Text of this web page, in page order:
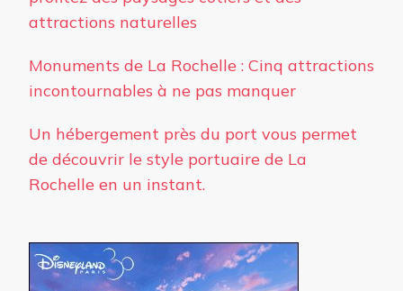
attractions naturelles
Monuments de La Rochelle : Cinq attractions
incontournables à ne pas manquer
Un hébergement près du port vous permet
de découvrir le style portuaire de La
Rochelle en un instant.